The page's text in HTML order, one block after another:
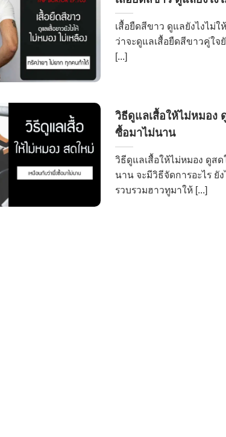
เสื้อยืดสีขาว ดูแลยังไงไม่ใ
ว่าจะดูแลเสื้อยืดสีขาวคู่ใจ
[...]
วิธีดูแลเสื้อให้ไม่หมอง
ซื้อมาไม่นาน
วิธีดูแลเสื้อให้ไม่หมอง ดูส
นาน จะมีวิธีจัดการอะไร ยั
รวบรวมฮาวทูมาให้ [...]